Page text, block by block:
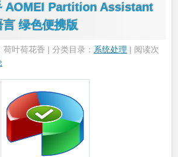
AOMEI Partition Assistant
绿色便携版
叶荷花香 | 分类目录： 系统处理 | 阅读次